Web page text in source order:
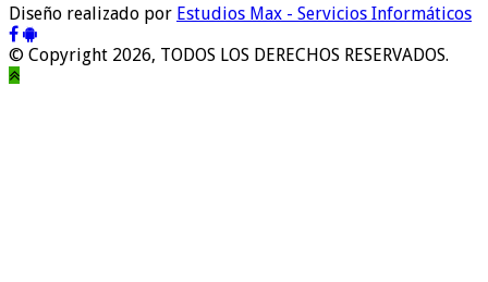
Diseño realizado por Estudios Max - Servicios Informáticos
© Copyright 2026, TODOS LOS DERECHOS RESERVADOS.